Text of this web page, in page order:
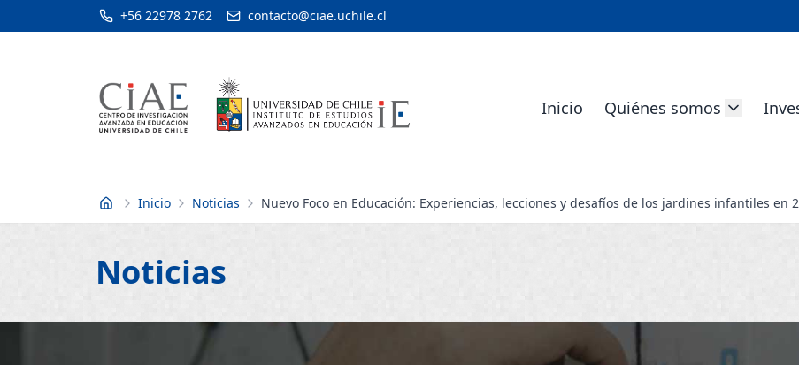
+56 22978 2762 contacto@ciae.uchile.cl
Inicio Quiénes somos
Inicio Inicio Noticias Nuevo Foco en Educación: Experiencias, lecciones y desafíos de los jardines infantiles en
Noticias